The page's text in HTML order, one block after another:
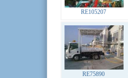
RE105207
RE75890